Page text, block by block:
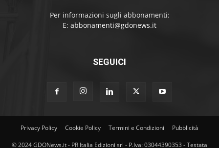
Per informazioni sugli abbonamenti:
E: abbonamenti@gdonews.it
SEGUICI
Privacy Policy Cookie Policy Termini e Condizioni Pubblicità
© 2024 GDONews.it - PR Italia Edizioni srl - P.Iva: 03044390353 - Testata